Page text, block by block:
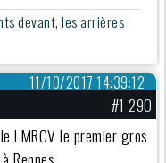
devant, les arrières
11/10/2017 14:39:12
#1 290
LMRCV le premier gros
Rennes.